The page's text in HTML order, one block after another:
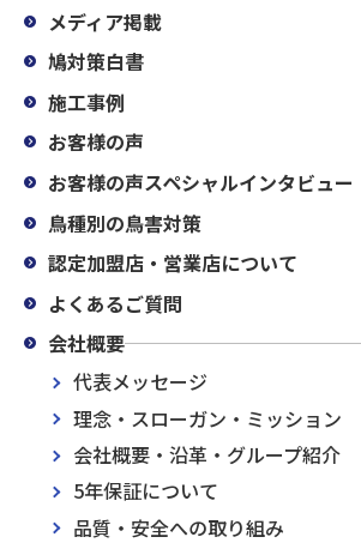
メディア掲載
鳩対策白書
施工事例
お客様の声
お客様の声スペシャルインタビュー
鳥種別の鳥害対策
認定加盟店・営業店について
よくあるご質問
会社概要
代表メッセージ
理念・スローガン・ミッション
会社概要・沿革・グループ紹介
5年保証について
品質・安全への取り組み